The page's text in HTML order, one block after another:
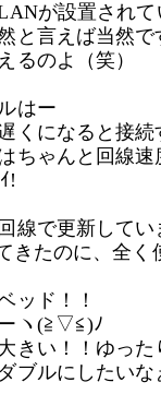
が設置され
と言えば当然
るのよ（笑）
はー
くになると接
ちゃんと回線
!
線で更新してい
きたのに、全
ッド！！
ヽ(≧▽≦)ﾉ
きい！！ゆっ
ブルにしたい